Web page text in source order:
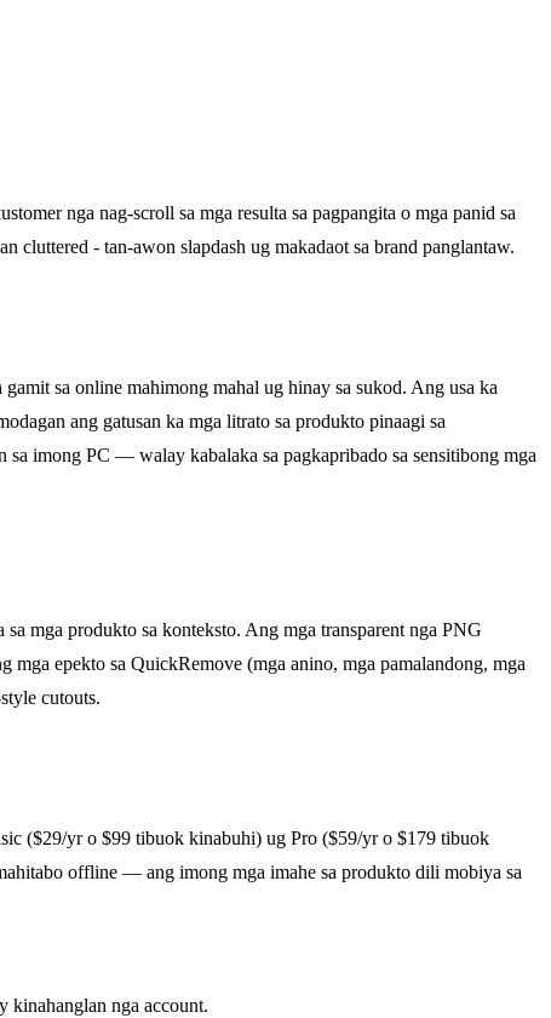
nga nag-scroll sa mga resulta sa pagpangita o mga panid sa
cluttered - tan-awon slapdash ug makadaot sa brand panglantaw.
sa online mahimong mahal ug hinay sa sukod. Ang usa ka
ang gatusan ka mga litrato sa produkto pinaagi sa
imong PC — walay kabalaka sa pagkapribado sa sensitibong mga
mga produkto sa konteksto. Ang mga transparent nga PNG
mga epekto sa QuickRemove (mga anino, mga pamalandong, mga
cutouts.
($29/yr o $99 tibuok kinabuhi) ug Pro ($59/yr o $179 tibuok
offline — ang imong mga imahe sa produkto dili mobiya sa
kinahanglan nga account.